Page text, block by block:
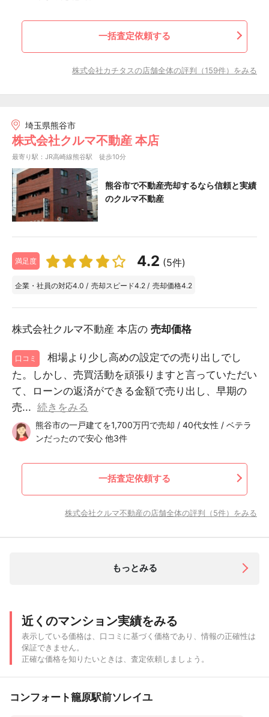
一括査定依頼する
株式会社カチタスの店舗全体の評判（159件）をみる
埼玉県熊谷市
株式会社クルマ不動産 本店
最寄り駅：JR高崎線熊谷駅 徒歩10分
熊谷市で不動産売却するなら信頼と実績
のクルマ不動産
満足度 4.2 (5件)
企業・社員の対応4.0 / 売却スピード4.2 / 売却価格4.2
株式会社クルマ不動産 本店の 売却価格
口コミ
相場より少し高めの設定での売り出しでし
た。しかし、売買活動を頑張りますと言っていただい
て、ローンの返済ができる金額で売り出し、早期の
売... 続きをみる
熊谷市の一戸建てを1,700万円で売却 / 40代女性 / ベテラ
ンだったので安心 他3件
一括査定依頼する
株式会社クルマ不動産の店舗全体の評判（5件）をみる
もっとみる
近くのマンション実績をみる
表示している価格は、口コミに基づく価格であり、情報の正確性は
保証できません。
正確な価格を知りたいときは、査定依頼しましょう。
コンフォート籠原駅前ソレイユ